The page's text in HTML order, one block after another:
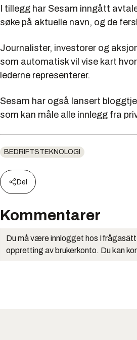
I tillegg har Sesam inngått
søke på aktuelle navn, og de
Journalister, investorer og
som automatisk vil vise kart
lederne representerer.
Sesam har også lansert
som kan måle alle innlegg fra
BEDRIFTSTEKNOLOGI
Del
Kommentarer
Du må være innlogget hos
oppretting av brukerkonto. Du kan